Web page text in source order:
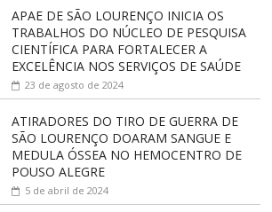
APAE DE SÃO LOURENÇO INICIA OS
TRABALHOS DO NÚCLEO DE PESQUISA
CIENTÍFICA PARA FORTALECER A
EXCELÊNCIA NOS SERVIÇOS DE SAÚDE
23 de agosto de 2024
ATIRADORES DO TIRO DE GUERRA DE
SÃO LOURENÇO DOARAM SANGUE E
MEDULA ÓSSEA NO HEMOCENTRO DE
POUSO ALEGRE
5 de abril de 2024